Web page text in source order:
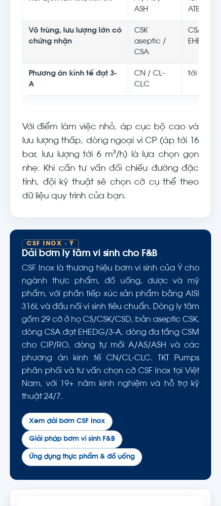
ASH
ATEX
Vô trùng, lưu lượng lớn có
chứng nhận
CSK
aseptic /
CSA
CSA tới
EHEDG/
Phương án kinh tế đạt 3-
A
CN / CL-
CLC
tới 75
Với điểm làm việc nhỏ, áp cục bộ cao và
lưu lượng thấp, dòng ngoại vi CP (áp tới 16
bar, lưu lượng tới 6 m³/h) là lựa chọn gọn
nhẹ. Khi cần tư vấn đối chiếu đường đặc
tính, đội kỹ thuật sẽ chọn cỡ cụ thể theo
dữ liệu quy trình của bạn.
CSF INOX · Ý
Dải bơm ly tâm vi sinh cho F&B
CSF Inox là thương hiệu bơm vi sinh của Ý cho
ngành thực phẩm, đồ uống, dược và mỹ
phẩm, với phần tiếp xúc sản phẩm bằng AISI
316L và đấu nối vi sinh tiêu chuẩn. Dòng ly tâm
gồm 29 cỡ ở họ CS/CSK/CSD, bản aseptic CSK,
dòng CSA đạt EHEDG/3-A, dòng đa tầng CSM
cho CIP/RO, dòng tự mồi A/AS/ASH và các
phương án kinh tế CN/CL-CLC. TKT Pumps
phân phối và tư vấn chọn cỡ CSF Inox tại Việt
Nam, với 19+ năm kinh nghiệm và hỗ trợ kỹ
thuật 24/7.
Xem dải bơm CSF Inox
Giải pháp bơm vi sinh F&B
Ứng dụng thực phẩm & đồ uống